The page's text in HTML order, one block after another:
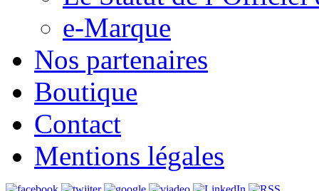
e-Marque
Nos partenaires
Boutique
Contact
Mentions légales